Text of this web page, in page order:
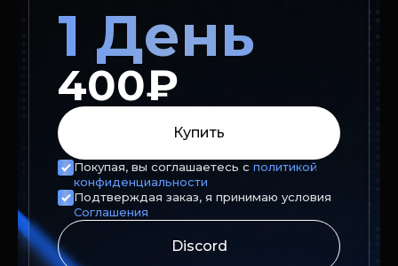
1 День
400₽
Купить
Покупая, вы соглашаетесь с политикой
конфиденциальности
Подтверждая заказ, я принимаю условия
Соглашения
Discord